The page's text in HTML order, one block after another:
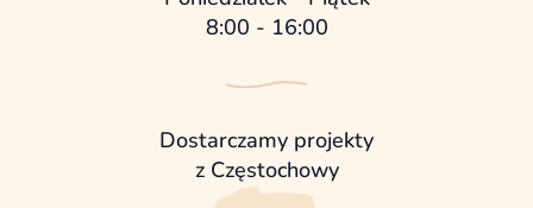
8:00 - 16:00
Dostarczamy projekty
z Częstochowy